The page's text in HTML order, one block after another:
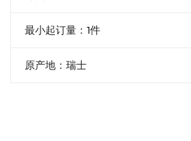
最小起订量：1件
原产地：瑞士